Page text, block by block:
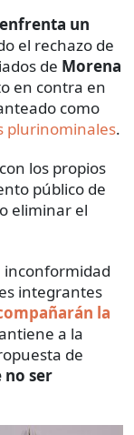
un
el rechazo de
de Morena
en contra en
como
plurinominales.
los propios
público de
eliminar el
inconformidad
integrantes
la
a la
de
no ser